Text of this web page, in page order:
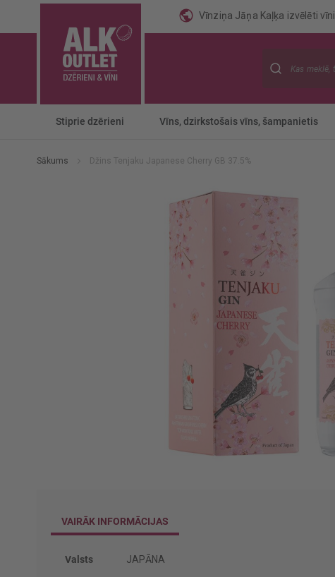
Vīnziņa Jāņa Kaļķa izvēlēti vīni
Stiprie dzērieni Vīns, dzirkstošais vīns, šampanietis
Sākums Džins Tenjaku Japanese Cherry GB 37.5%
sākumuVAIRĀK INFORMĀCIJAS
Vairāk
Valsts JAPĀNA